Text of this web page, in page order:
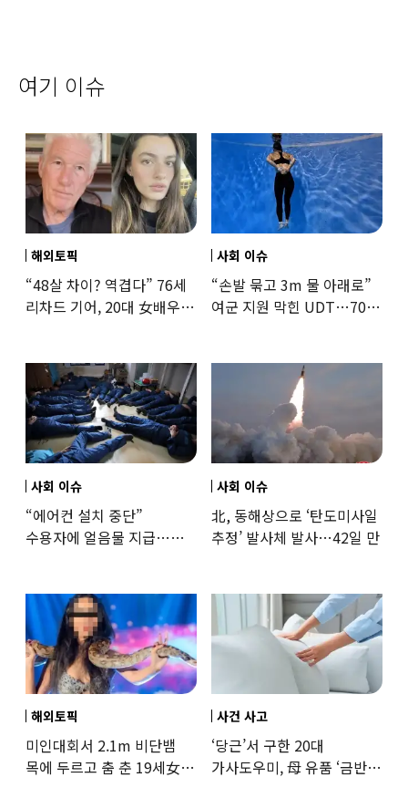
여기 이슈
해외토픽
“48살 차이? 역겹다” 76세
리차드 기어, 20대 女배우와
사회 이슈
“손발 묶고 3m 물 아래로”
여군 지원 막힌 UDT…707
사회 이슈
“에어컨 설치 중단”
수용자에 얼음물 지급…
사회 이슈
北, 동해상으로 ‘탄도미사일
추정’ 발사체 발사…42일 만
해외토픽
미인대회서 2.1m 비단뱀
목에 두르고 춤 춘 19세女
사건 사고
‘당근’서 구한 20대
가사도우미, 母 유품 ‘금반지